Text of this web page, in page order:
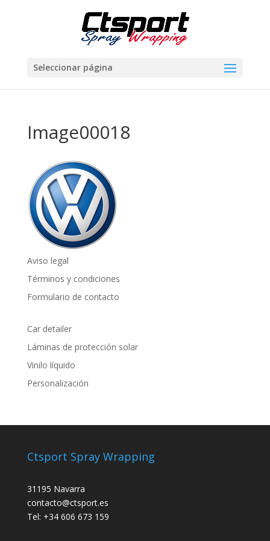
Seleccionar página
Image00018
Aviso legal
Términos y condiciones
Formulario de contacto
Car detailer
Láminas de protección solar
Vinilo líquido
Personalización
Ctsport Spray Wrapping
31195 Navarra
contacto@ctsport.es
Tel: +34 606 673 159